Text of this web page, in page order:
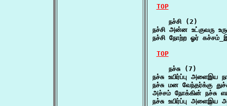
TOP
    நச்சி (2)
நச்சி அன்ன உட்குவரு
நச்சி நோற்ற ஓர்
TOP
    நச்சு (7)
நச்சு உயிர்ப்பு
நச்சு மன வேந்தர்க்கு
அச்சம் நோக்கின் நச்சு
நச்சு உயிர்ப்பு